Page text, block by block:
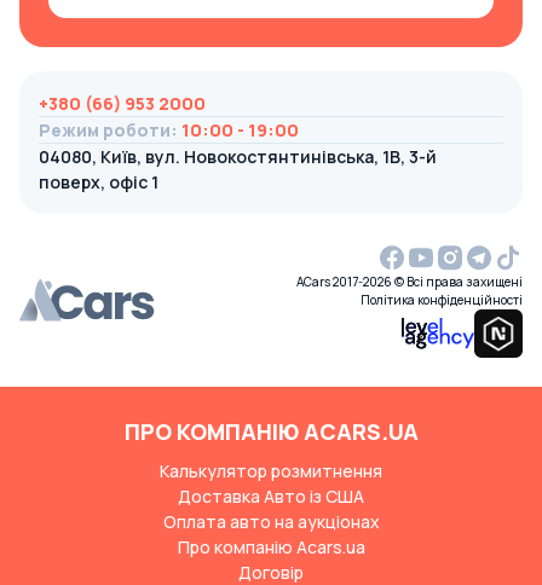
+380 (66) 953 2000
Режим роботи: 10:00 - 19:00
04080, Київ, вул. Новокостянтинівська, 1В, 3-й
поверх, офіс 1
ACars 2017-2026 © Всі права захищені
Політика конфіденційності
ПРО КОМПАНІЮ ACARS.UA
Калькулятор розмитнення
Доставка Авто із США
Оплата авто на аукціонах
Про компанію Acars.ua
Договір